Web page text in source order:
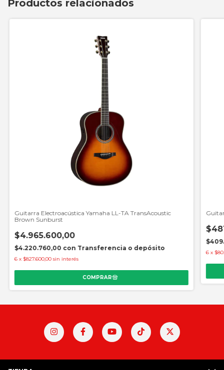
Productos relacionados
Guitarra Electroacústica Yamaha LL-TA TransAcoustic
Brown Sunburst
$4.965.600,00
$4.220.760,00 con Transferencia o depósito
6 x $827.600,00 sin interés
6 x